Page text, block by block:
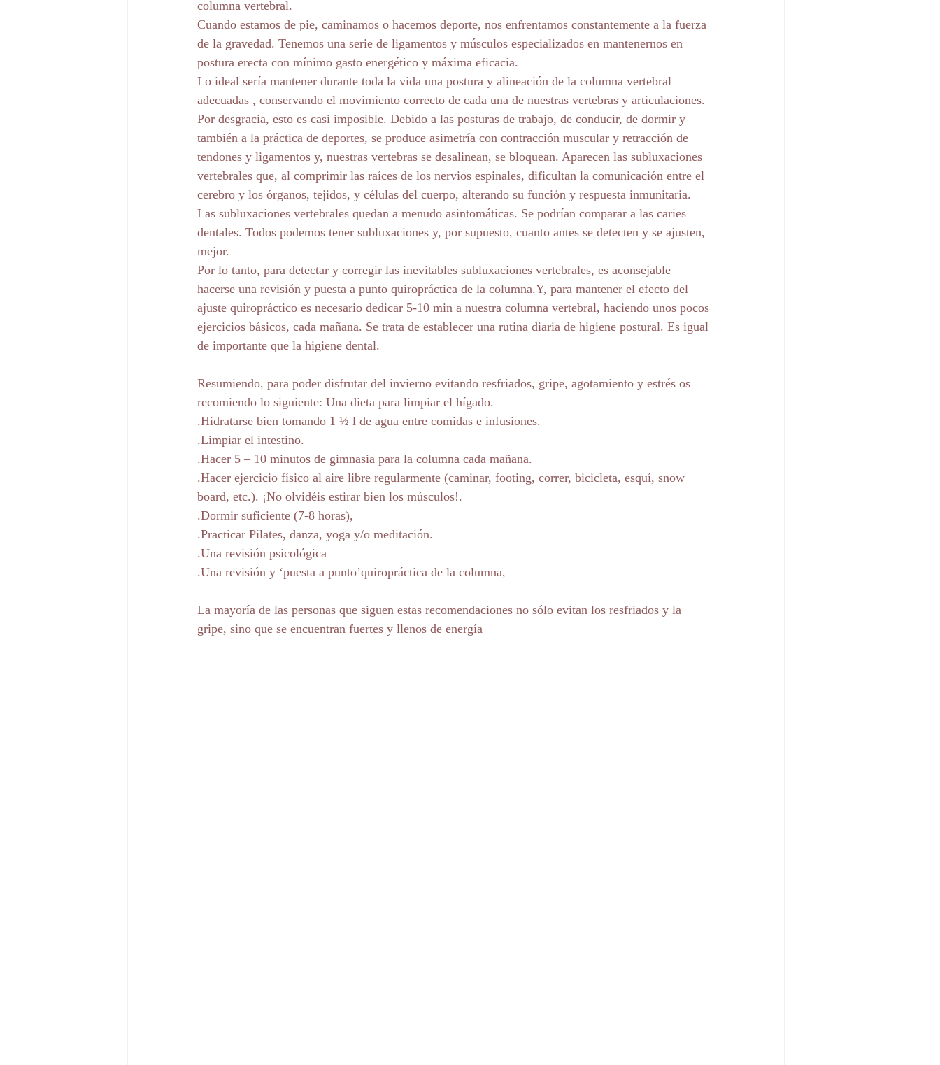
columna vertebral.
Cuando estamos de pie, caminamos o hacemos deporte, nos enfrentamos constantemente a la fuerza
de la gravedad. Tenemos una serie de ligamentos y músculos especializados en mantenernos en
postura erecta con mínimo gasto energético y máxima eficacia.
Lo ideal sería mantener durante toda la vida una postura y alineación de la columna vertebral
adecuadas , conservando el movimiento correcto de cada una de nuestras vertebras y articulaciones.
Por desgracia, esto es casi imposible. Debido a las posturas de trabajo, de conducir, de dormir y
también a la práctica de deportes, se produce asimetría con contracción muscular y retracción de
tendones y ligamentos y, nuestras vertebras se desalinean, se bloquean. Aparecen las subluxaciones
vertebrales que, al comprimir las raíces de los nervios espinales, dificultan la comunicación entre el
cerebro y los órganos, tejidos, y células del cuerpo, alterando su función y respuesta inmunitaria.
Las subluxaciones vertebrales quedan a menudo asintomáticas. Se podrían comparar a las caries
dentales. Todos podemos tener subluxaciones y, por supuesto, cuanto antes se detecten y se ajusten,
mejor.
Por lo tanto, para detectar y corregir las inevitables subluxaciones vertebrales, es aconsejable
hacerse una revisión y puesta a punto quiropráctica de la columna.Y, para mantener el efecto del
ajuste quiropráctico es necesario dedicar 5-10 min a nuestra columna vertebral, haciendo unos pocos
ejercicios básicos, cada mañana. Se trata de establecer una rutina diaria de higiene postural. Es igual
de importante que la higiene dental.
Resumiendo, para poder disfrutar del invierno evitando resfriados, gripe, agotamiento y estrés os
recomiendo lo siguiente: Una dieta para limpiar el hígado.
.Hidratarse bien tomando 1 ½ l de agua entre comidas e infusiones.
.Limpiar el intestino.
.Hacer 5 – 10 minutos de gimnasia para la columna cada mañana.
.Hacer ejercicio físico al aire libre regularmente (caminar, footing, correr, bicicleta, esquí, snow
board, etc.). ¡No olvidéis estirar bien los músculos!.
.Dormir suficiente (7-8 horas),
.Practicar Pilates, danza, yoga y/o meditación.
.Una revisión psicológica
.Una revisión y ‘puesta a punto’quiropráctica de la columna,
La mayoría de las personas que siguen estas recomendaciones no sólo evitan los resfriados y la
gripe, sino que se encuentran fuertes y llenos de energía